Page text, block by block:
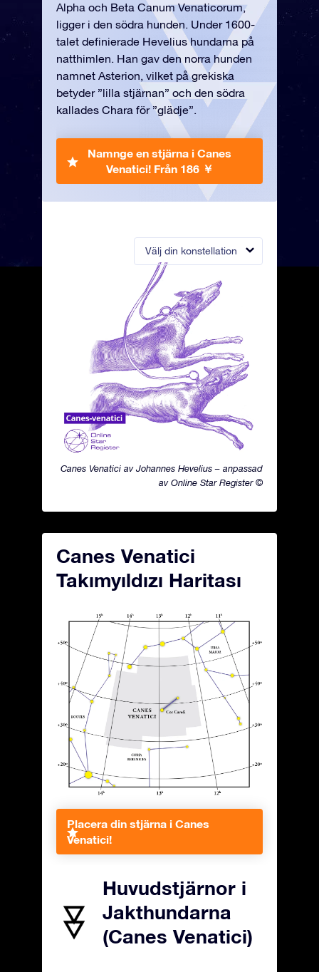
Välj din konstellation
Canes Venatici av Johannes Hevelius – anpassad
av Online Star Register ©
Alpha och Beta Canum Venaticorum,
ligger i den södra hunden. Under 1600-
talet definierade Hevelius hundarna på
natthimlen. Han gav den norra hunden
namnet Asterion, vilket på grekiska
betyder ”lilla stjärnan” och den södra
kallades Chara för ”glädje”.
Namnge en stjärna i Canes
Venatici! Från 186 ￥
Canes Venatici
Takımyıldızı Haritası
Placera din stjärna i Canes
Venatici!
Huvudstjärnor i
Jakthundarna
(Canes Venatici)